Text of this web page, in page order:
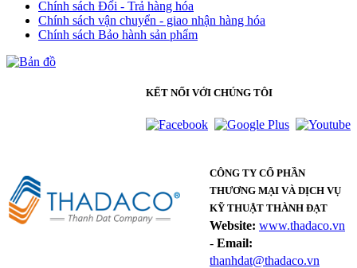
Chính sách Đổi - Trả hàng hóa
Chính sách vận chuyển - giao nhận hàng hóa
Chính sách Bảo hành sản phẩm
KẾT NỐI VỚI CHÚNG TÔI
CÔNG TY CỔ PHẦN
THƯƠNG MẠI VÀ DỊCH VỤ
KỸ THUẬT THÀNH ĐẠT
Website: www.thadaco.vn
- Email:
thanhdat@thadaco.vn